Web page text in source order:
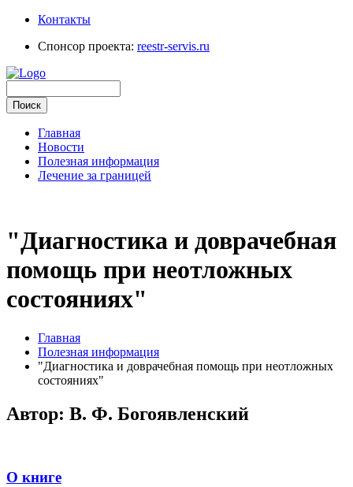
Контакты
Спонсор проекта: reestr-servis.ru
Главная
Новости
Полезная информация
Лечение за границей
"Диагностика и доврачебная
помощь при неотложных
состояниях"
Главная
Полезная информация
"Диагностика и доврачебная помощь при неотложных
состояниях"
Автор: В. Ф. Богоявленский
О книге